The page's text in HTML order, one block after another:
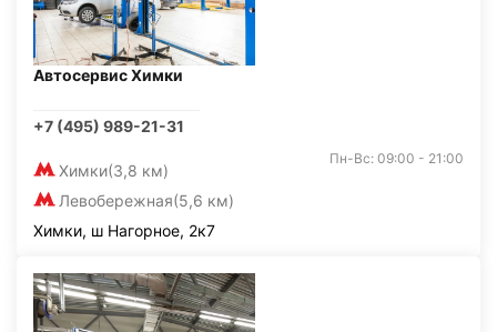
Автосервис Химки
+7 (495) 989-21-31
Химки(3,8 км)
Левобережная(5,6 км)
Пн-Вс: 09:00 - 21:00
Химки, ш Нагорное, 2к7